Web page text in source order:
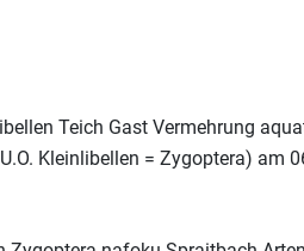
Kleinlibellen = Zygoptera)